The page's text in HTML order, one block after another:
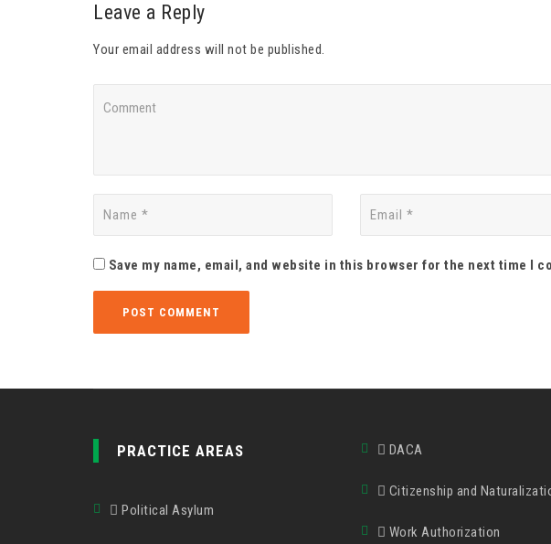
Leave a Reply
Your email address will not be published.
Save my name, email, and website in this browser for the next time I
PRACTICE AREAS
Political Asylum
DACA
Citizenship and
Work Authorization